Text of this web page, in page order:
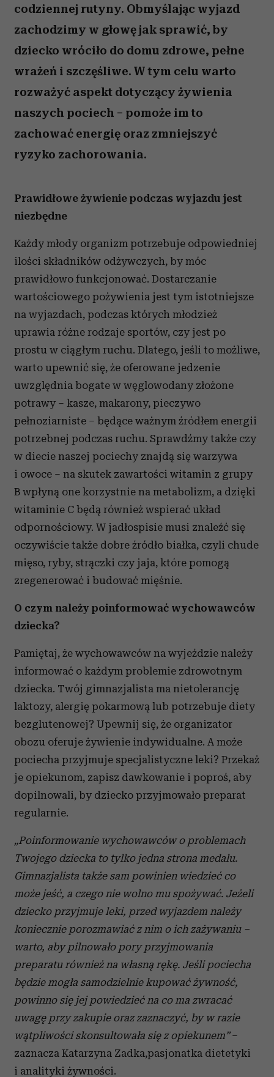
codziennej rutyny. Obmyślając wyjazd
zachodzimy w głowę jak sprawić, by
dziecko wróciło do domu zdrowe, pełne
wrażeń i szczęśliwe. W tym celu warto
rozważyć aspekt dotyczący żywienia
naszych pociech – pomoże im to
zachować energię oraz zmniejszyć
ryzyko zachorowania.
Prawidłowe żywienie podczas wyjazdu jest
niezbędne
Każdy młody organizm potrzebuje odpowiedniej
ilości składników odżywczych, by móc
prawidłowo funkcjonować. Dostarczanie
wartościowego pożywienia jest tym istotniejsze
na wyjazdach, podczas których młodzież
uprawia różne rodzaje sportów, czy jest po
prostu w ciągłym ruchu. Dlatego, jeśli to możliwe,
warto upewnić się, że oferowane jedzenie
uwzględnia bogate w węglowodany złożone
potrawy – kasze, makarony, pieczywo
pełnoziarniste – będące ważnym źródłem energii
potrzebnej podczas ruchu. Sprawdźmy także czy
w diecie naszej pociechy znajdą się warzywa
i owoce – na skutek zawartości witamin z grupy
B wpłyną one korzystnie na metabolizm, a dzięki
witaminie C będą również wspierać układ
odpornościowy. W jadłospisie musi znaleźć się
oczywiście także dobre źródło białka, czyli chude
mięso, ryby, strączki czy jaja, które pomogą
zregenerować i budować mięśnie.
O czym należy poinformować wychowawców
dziecka?
Pamiętaj, że wychowawców na wyjeździe należy
informować o każdym problemie zdrowotnym
dziecka. Twój gimnazjalista ma nietolerancję
laktozy, alergię pokarmową lub potrzebuje diety
bezglutenowej? Upewnij się, że organizator
obozu oferuje żywienie indywidualne. A może
pociecha przyjmuje specjalistyczne leki? Przekaż
je opiekunom, zapisz dawkowanie i poproś, aby
dopilnowali, by dziecko przyjmowało preparat
regularnie.
„Poinformowanie wychowawców o problemach
Twojego dziecka to tylko jedna strona medalu.
Gimnazjalista także sam powinien wiedzieć co
może jeść, a czego nie wolno mu spożywać. Jeżeli
dziecko przyjmuje leki, przed wyjazdem należy
koniecznie porozmawiać z nim o ich zażywaniu –
warto, aby pilnowało pory przyjmowania
preparatu również na własną rękę. Jeśli pociecha
będzie mogła samodzielnie kupować żywność,
powinno się jej powiedzieć na co ma zwracać
uwagę przy zakupie oraz zaznaczyć, by w razie
wątpliwości skonsultowała się z opiekunem”–
zaznacza Katarzyna Zadka,pasjonatka dietetyki
i analityki żywności.